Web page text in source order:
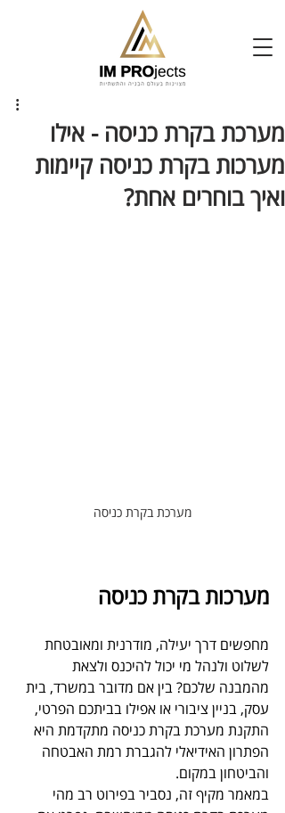
מערכת בקרת כניסה - אילו
מערכות בקרת כניסה קיימות
ואיך בוחרים אחת?
מערכת בקרת כניסה
מערכות בקרת כניסה
מחפשים דרך יעילה, מודרנית ומאובטחת
לשלוט ולנהל מי יכול להיכנס ולצאת
מהמבנה שלכם? בין אם מדובר במשרד, בית
עסק, בניין ציבורי או אפילו בביתכם הפרטי,
התקנת מערכת בקרת כניסה מתקדמת היא
הפתרון האידיאלי להגברת רמת האבטחה
והביטחון במקום.
במאמר מקיף זה, נסביר בפירוט רב מהי